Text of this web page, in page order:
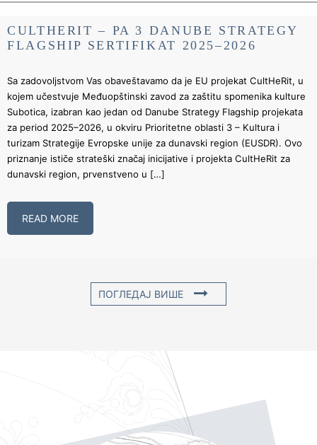
CULTHERIT – PA 3 DANUBE STRATEGY
FLAGSHIP SERTIFIKAT 2025–2026
Sa zadovoljstvom Vas obaveštavamo da je EU projekat CultHeRit, u
kojem učestvuje Međuopštinski zavod za zaštitu spomenika kulture
Subotica, izabran kao jedan od Danube Strategy Flagship projekata
za period 2025–2026, u okviru Prioritetne oblasti 3 – Kultura i
turizam Strategije Evropske unije za dunavski region (EUSDR). Ovo
priznanje ističe strateški značaj inicijative i projekta CultHeRit za
dunavski region, prvenstveno u […]
READ MORE
ПОГЛЕДАЈ ВИШЕ